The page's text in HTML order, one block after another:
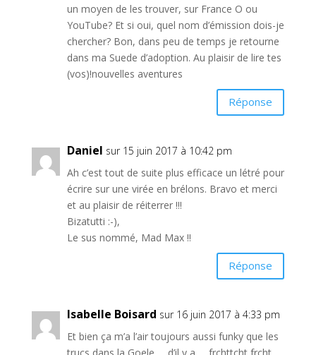
un moyen de les trouver, sur France O ou
YouTube? Et si oui, quel nom d’émission dois-je
chercher? Bon, dans peu de temps je retourne
dans ma Suede d’adoption. Au plaisir de lire tes
(vos)!nouvelles aventures
Réponse
Daniel sur 15 juin 2017 à 10:42 pm
Ah c’est tout de suite plus efficace un létré pour
écrire sur une virée en brélons. Bravo et merci
et au plaisir de réiterrer !!!
Bizatutti :-),
Le sus nommé, Mad Max !!
Réponse
Isabelle Boisard sur 16 juin 2017 à 4:33 pm
Et bien ça m’a l’air toujours aussi funky que les
trucs dans la Goele … d’il y a … frchttcht frcht ..